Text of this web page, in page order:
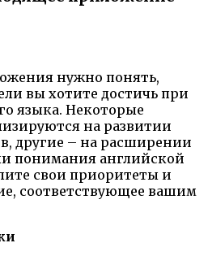
нужно понять,
вы хотите достичь при
языка. Некоторые
на развитии
другие – на расширении
понимания английской
свои приоритеты и
соответствующее вашим